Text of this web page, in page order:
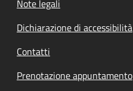
Note legali
Dichiarazione di accessibilità
Contatti
Prenotazione appuntamento